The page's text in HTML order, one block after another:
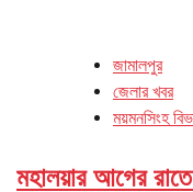
জামালপুর
জেলার খবর
ময়মনসিংহ
মহালয়ার আগের